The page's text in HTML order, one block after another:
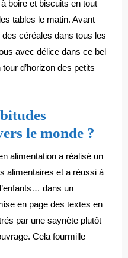
boire et biscuits en tout
tables le matin. Avant
céréales dans tous les
avec délice dans ce bel
d’horizon des petits
le monde ?
alimentation a réalisé un
alimentaires et a réussi à
dans un
en page des textes en
par une saynète plutôt
Cela fourmille